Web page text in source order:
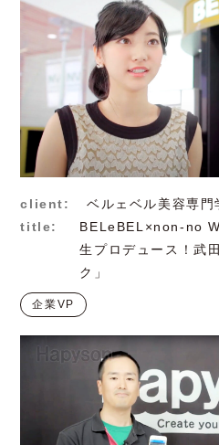
client:
ベルェベル美容専門
title:
BELeBEL×non-no
生プロデュース！武
ク」
企業VP